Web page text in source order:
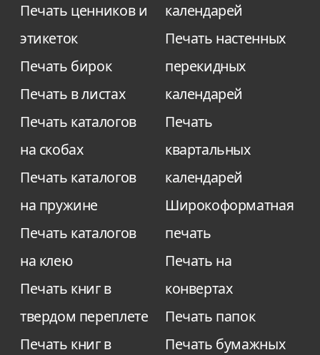
Печать ценников и
этикеток
Печать бирок
Печать в листах
Печать каталогов
на скобах
Печать каталогов
на пружине
Печать каталогов
на клею
Печать книг в
твердом переплете
Печать книг в
календарей
Печать настенных
перекидных
календарей
Печать
квартальных
календарей
Широкоформатная
печать
Печать на
конвертах
Печать папок
Печать бумажных